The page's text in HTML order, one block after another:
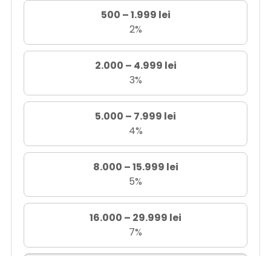
500 – 1.999 lei
2%
2.000 – 4.999 lei
3%
5.000 – 7.999 lei
4%
8.000 – 15.999 lei
5%
16.000 – 29.999 lei
7%